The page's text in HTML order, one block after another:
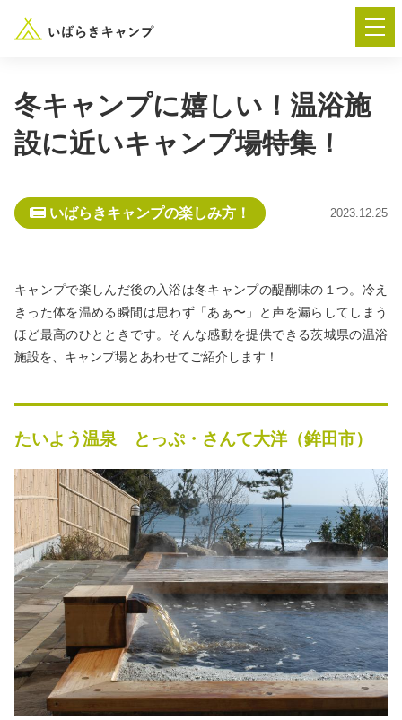
― AUTUMN FESTA 2026 ―
楽しみ方 新着情報
イベント情報 春夏キャンプ
湖畔キャンプ
利用規約
プライバシーポリシー
冬キャンプに嬉しい！温浴施
設に近いキャンプ場特集！
いばらきキャンプの楽しみ方！ 2023.12.25
キャンプで楽しんだ後の入浴は冬キャンプの醍醐味の１つ。冷え
きった体を温める瞬間は思わず「あぁ〜」と声を漏らしてしまう
ほど最高のひとときです。そんな感動を提供できる茨城県の温浴
施設を、キャンプ場とあわせてご紹介します！
たいよう温泉 とっぷ・さんて大洋（鉾田市）